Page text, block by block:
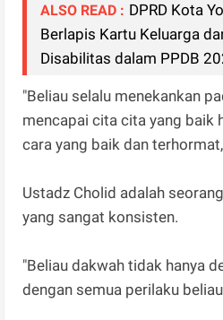
ALSO READ : DPRD Kota
Berlapis Kartu Keluarga
Disabilitas dalam PPDB
"Beliau selalu menekankan
mencapai cita cita yang baik
cara yang baik dan
Ustadz Cholid adalah
yang sangat konsisten.
"Beliau dakwah tidak hanya
dengan semua perilaku